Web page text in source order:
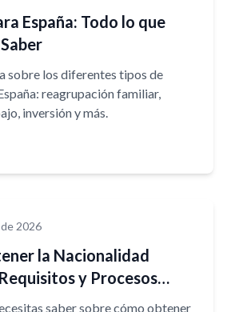
España: Todo lo que
sobre los diferentes tipos de
reagrupación familiar,
inversión y más.
2026
la Nacionalidad
y Procesos
saber sobre cómo obtener